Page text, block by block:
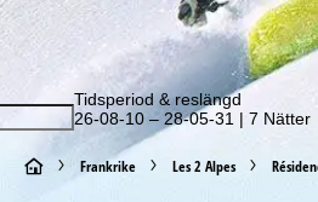
Tidsperiod & reslängd
26-08-10 – 28-05-31 | 7 Nätter
S Frankrike Les 2 Alpes